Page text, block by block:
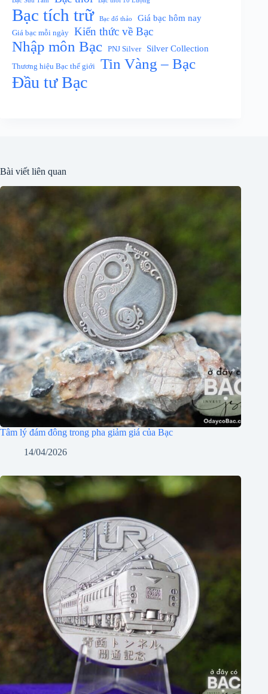
Bạc tích trữ Bạc đổ thảo Giá bạc hôm nay
Giá bạc mỗi ngày Kiến thức về Bạc
Nhập môn Bạc PNJ Silver Silver Collection
Thương hiệu Bạc thế giới Tin Vàng – Bạc
Đầu tư Bạc
Bài viết liên quan
Tâm lý đám đông trong pha giảm giá của Bạc
14/04/2026